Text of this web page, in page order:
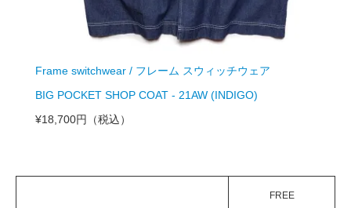
Frame switchwear / フレーム スウィッチウェア
BIG POCKET SHOP COAT - 21AW (INDIGO)
¥18,700円
（税込）
FREE